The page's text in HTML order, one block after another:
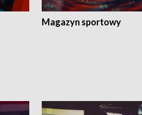
Magazyn sportowy